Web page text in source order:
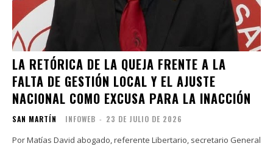
LA RETÓRICA DE LA QUEJA FRENTE A LA
FALTA DE GESTIÓN LOCAL Y EL AJUSTE
NACIONAL COMO EXCUSA PARA LA INACCIÓN
SAN MARTÍN INFOWEB - 23 DE JULIO DE 2026
Por Matías David abogado, referente Libertario, secretario General